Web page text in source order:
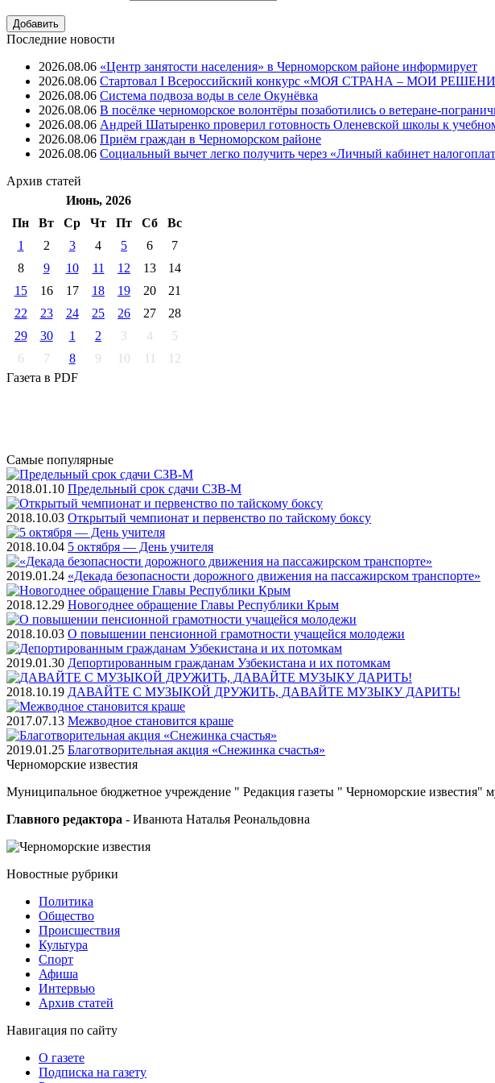
Последние новости
2026.08.06 «Центр занятости населения» в Черноморском районе информирует
2026.08.06 Стартовал I Всероссийский конкурс «МОЯ СТРАНА – МОИ
2026.08.06 Система подвоза воды в селе Окунёвка
2026.08.06 В посёлке черноморское волонтёры позаботились о ветеране-
2026.08.06 Андрей Шатыренко проверил готовность Оленевской школы к
2026.08.06 Приём граждан в Черноморском районе
2026.08.06 Социальный вычет легко получить через «Личный кабинет
Архив статей
Июнь, 2026
Пн
Вт Ср Чт Пт Cб
Вс
1
2 3 4 5 6
7
8
9 10 11 12 13
14
15
16 17 18 19 20
21
22
23 24 25 26 27
28
29
30 1 2 3 4
5
6
7 8 9 10 11
12
Газета в PDF
Самые популярные
2018.01.10 Предельный срок сдачи СЗВ-М
2018.10.03 Открытый чемпионат и первенство по тайскому боксу
2018.10.04 5 октября — День учителя
2019.01.24 «Декада безопасности дорожного движения на пассажирском транспорте»
2018.12.29 Новогоднее обращение Главы Республики Крым
2018.10.03 О повышении пенсионной грамотности учащейся молодежи
2019.01.30 Депортированным гражданам Узбекистана и их потомкам
2018.10.19 ДАВАЙТЕ С МУЗЫКОЙ ДРУЖИТЬ, ДАВАЙТЕ МУЗЫКУ ДАРИТЬ!
2017.07.13 Межводное становится краше
2019.01.25 Благотворительная акция «Снежинка счастья»
Черноморские известия
Муниципальное бюджетное учреждение " Редакция газеты " Черноморские
Главного редактора - Иванюта Наталья Реональдовна
Новостные рубрики
Политика
Общество
Проиcшествия
Культура
Спорт
Афиша
Интервью
Архив статей
Навигация по сайту
О газете
Подписка на газету